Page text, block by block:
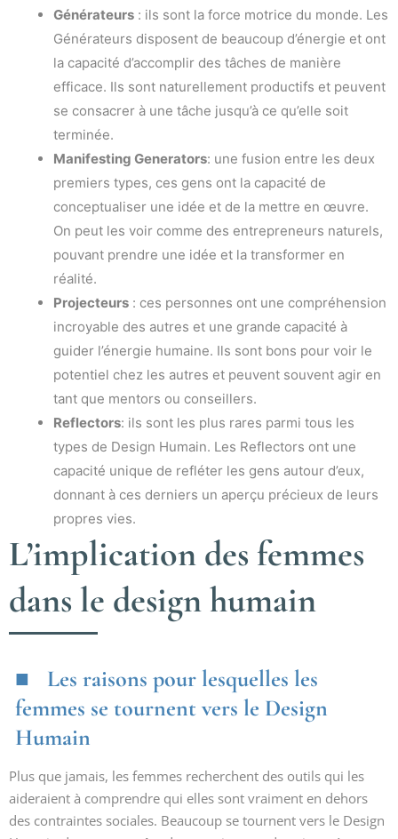
Générateurs : ils sont la force motrice du monde. Les
Générateurs disposent de beaucoup d’énergie et ont
la capacité d’accomplir des tâches de manière
efficace. Ils sont naturellement productifs et peuvent
se consacrer à une tâche jusqu’à ce qu’elle soit
terminée.
Manifesting Generators: une fusion entre les deux
premiers types, ces gens ont la capacité de
conceptualiser une idée et de la mettre en œuvre.
On peut les voir comme des entrepreneurs naturels,
pouvant prendre une idée et la transformer en
réalité.
Projecteurs : ces personnes ont une compréhension
incroyable des autres et une grande capacité à
guider l’énergie humaine. Ils sont bons pour voir le
potentiel chez les autres et peuvent souvent agir en
tant que mentors ou conseillers.
Reflectors: ils sont les plus rares parmi tous les
types de Design Humain. Les Reflectors ont une
capacité unique de refléter les gens autour d’eux,
donnant à ces derniers un aperçu précieux de leurs
propres vies.
L’implication des femmes
dans le design humain
Les raisons pour lesquelles les
femmes se tournent vers le Design
Humain
Plus que jamais, les femmes recherchent des outils qui les
aideraient à comprendre qui elles sont vraiment en dehors
des contraintes sociales. Beaucoup se tournent vers le Design